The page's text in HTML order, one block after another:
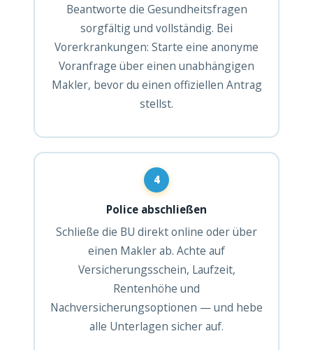
Beantworte die Gesundheitsfragen
sorgfältig und vollständig. Bei
Vorerkrankungen: Starte eine anonyme
Voranfrage über einen unabhängigen
Makler, bevor du einen offiziellen Antrag
stellst.
4
Police abschließen
Schließe die BU direkt online oder über
einen Makler ab. Achte auf
Versicherungsschein, Laufzeit,
Rentenhöhe und
Nachversicherungsoptionen — und hebe
alle Unterlagen sicher auf.